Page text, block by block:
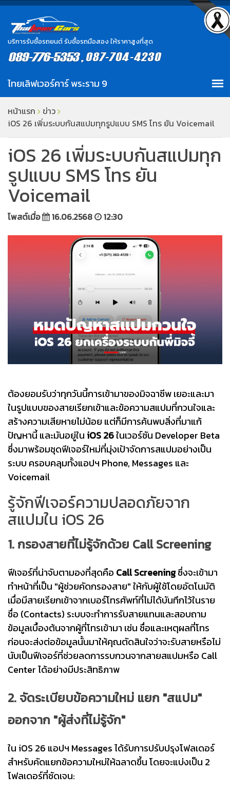
บริการรับซื้อรถยนต์ รับซื้อรถมือสอง ให้ราคาสูงที่สุด
หน้าแรก
ข่าว
iOS 26 เพิ่มระบบกันสแปมทุกรูปแบบ SMS โทร ยัน Voicemail
iOS 26 เพิ่มระบบกันสแปมทุก
รูปแบบ SMS โทร ยัน
Voicemail
โพสต์เมื่อ 16.06.2568 12:30
ต้องยอมรับว่าทุกวันนี้การเข้ามาของมิจฉาชีพ เยอะและมา
ในรูปแบบของสายเรียกเข้าและข้อความสแปมที่กวนใจและ
สร้างความเสียหายไม่น้อย แต่ก็มีการค้นพบสิ่งที่มาแก้
ปัญหานี้ และมันอยู่ในiOS 26ในเวอร์ชัน Developer Beta
ซึ่งมาพร้อมชุดฟีเจอร์ใหม่ที่มุ่งเป้าจัดการสแปมอย่างเป็น
ระบบ ครอบคลุมทั้งแอปฯ Phone, Messages และ
Voicemail
รู้จักฟีเจอร์ความปลอดภัยจาก
สแปมใน iOS 26
1. กรองสายที่ไม่รู้จักด้วย Call Screening
ฟีเจอร์ที่น่าจับตามองที่สุดคือ Call Screeningซึ่งจะเข้ามา
ทำหน้าที่เป็น "ผู้ช่วยคัดกรองสาย" ให้กับผู้ใช้โดยอัตโนมัติ
เมื่อมีสายเรียกเข้าจากเบอร์โทรศัพท์ที่ไม่ได้บันทึกไว้ในราย
ชื่อ (Contacts) ระบบจะทำการรับสายแทนและสอบถาม
ข้อมูลเบื้องต้นจากผู้ที่โทรเข้ามา เช่น ชื่อและเหตุผลที่โทร
ก่อนจะส่งต่อข้อมูลนั้นมาให้คุณตัดสินใจว่าจะรับสายหรือไม่
นับเป็นฟีเจอร์ที่ช่วยลดการรบกวนจากสายสแปมหรือ Call
Center ได้อย่างมีประสิทธิภาพ
2. จัดระเบียบข้อความใหม่ แยก "สแปม"
ออกจาก "ผู้ส่งที่ไม่รู้จัก"
ใน iOS 26 แอปฯ Messages ได้รับการปรับปรุงโฟลเดอร์
สำหรับคัดแยกข้อความใหม่ให้ฉลาดขึ้น โดยจะแบ่งเป็น 2
โฟลเดอร์ที่ชัดเจน: